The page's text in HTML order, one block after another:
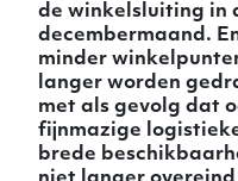
de winkelsluiting in
decembermaand.
minder
langer worden
met als gevolg dat
fijnmazige
brede